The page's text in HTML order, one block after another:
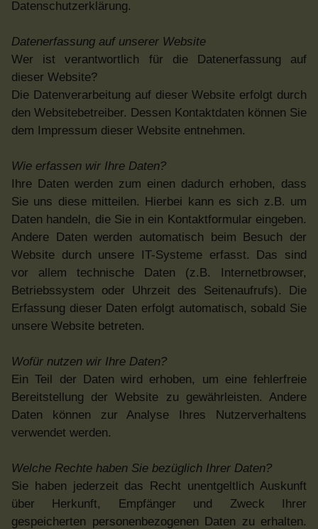
Datenschutzerklärung.
Datenerfassung auf unserer Website
Wer ist verantwortlich für die Datenerfassung auf
dieser Website?
Die Datenverarbeitung auf dieser Website erfolgt durch
den Websitebetreiber. Dessen Kontaktdaten können Sie
dem Impressum dieser Website entnehmen.
Wie erfassen wir Ihre Daten?
Ihre Daten werden zum einen dadurch erhoben, dass
Sie uns diese mitteilen. Hierbei kann es sich z.B. um
Daten handeln, die Sie in ein Kontaktformular eingeben.
Andere Daten werden automatisch beim Besuch der
Website durch unsere IT-Systeme erfasst. Das sind
vor allem technische Daten (z.B. Internetbrowser,
Betriebssystem oder Uhrzeit des Seitenaufrufs). Die
Erfassung dieser Daten erfolgt automatisch, sobald Sie
unsere Website betreten.
Wofür nutzen wir Ihre Daten?
Ein Teil der Daten wird erhoben, um eine fehlerfreie
Bereitstellung der Website zu gewährleisten. Andere
Daten können zur Analyse Ihres Nutzerverhaltens
verwendet werden.
Welche Rechte haben Sie bezüglich Ihrer Daten?
Sie haben jederzeit das Recht unentgeltlich Auskunft
über Herkunft, Empfänger und Zweck Ihrer
gespeicherten personenbezogenen Daten zu erhalten.